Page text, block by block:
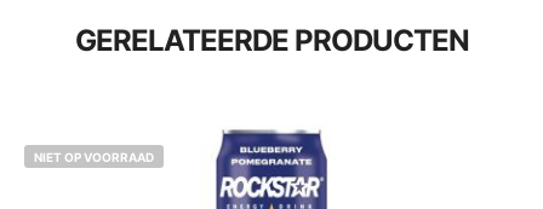
GERELATEERDE PRODUCTEN
NIET OP VOORRAAD